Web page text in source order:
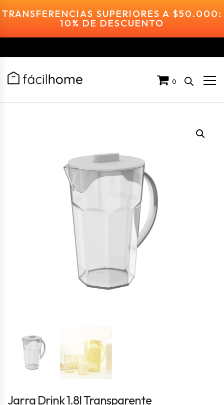
TRANSFERENCIAS SUPERIORES A $50.000:
10% DE DESCUENTO
0
Jarra Drink 1.8l Transparente